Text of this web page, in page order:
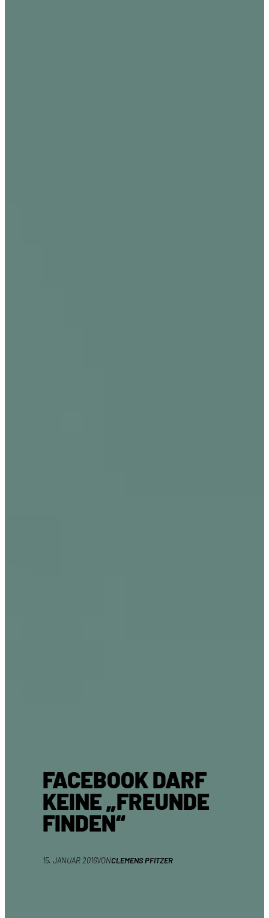
FACEBOOK DARF
KEINE „FREUNDE
FINDEN“
15. JANUAR 2016VONCLEMENS PFITZER